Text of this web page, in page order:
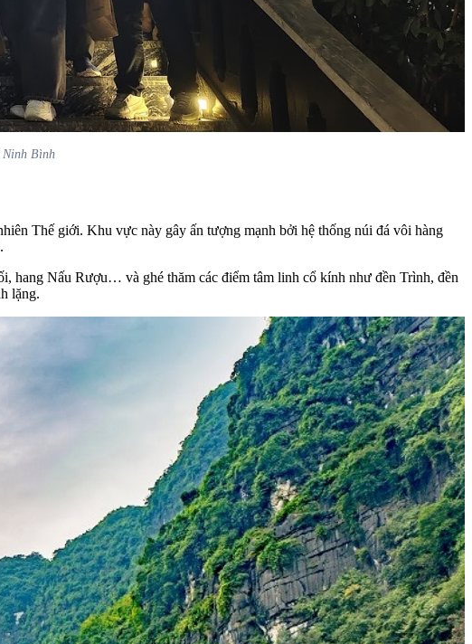
Ninh Bình
Thế giới. Khu vực này gây ấn tượng mạnh bởi hệ thống núi đá vôi hàng
hang Nấu Rượu… và ghé thăm các điểm tâm linh cổ kính như đền Trình, đền
lặng.